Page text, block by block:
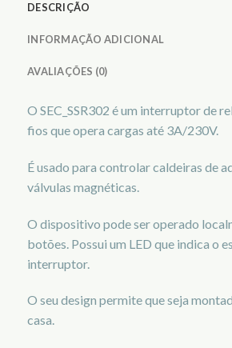
DESCRIÇÃO
INFORMAÇÃO ADICIONAL
AVALIAÇÕES (0)
O SEC_SSR302 é um interruptor de
fios que opera cargas até 3A/230V.
É usado para controlar caldeiras de
válvulas magnéticas.
O dispositivo pode ser operado
botões. Possui um LED que indica o
interruptor.
O seu design permite que seja
casa.